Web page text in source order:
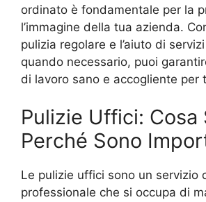
ordinato è fondamentale per la
l’immagine della tua azienda.
pulizia regolare e l’aiuto di
quando necessario, puoi
di lavoro sano e accogliente per
Pulizie Uffici: Cosa
Perché Sono
Le pulizie uffici sono un servizio
professionale che si occupa di